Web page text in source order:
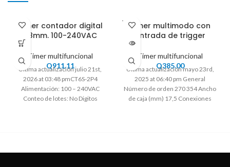
Timer contador digital
48mm. 100-240VAC
Timer multifuncional
Q911.11
Ultima actualización julio 21st,
2026 at 03:48 pmCT6S-2P4
Alimentación: 100 – 240VAC
Conteo de lotes: No Digitos
VENDI
DO
Timer multimodo con
entrada de trigger
Timer multifuncional
Q385.00
Ultima actualización mayo 23rd,
2025 at 06:40 pm General
Número de orden 270 354 Ancho
de caja (mm) 17,5 Conexiones